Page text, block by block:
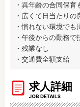
・異年齢の合同保育
・広くて日当たりの
・慣れない環境で
・午後からの勤務で
・残業なし
・交通費全額支給
求人詳細
JOB DETAILS
放課後等デイサ
ス
その他施設
特徴
残業3時間以内
13時までのお仕